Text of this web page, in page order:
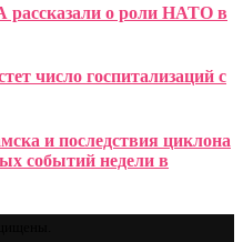
о роли НАТО в
число госпитализаций с
и последствия циклона
событий недели в